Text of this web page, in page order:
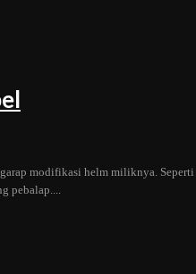
modifikasi helm miliknya. Seperti
pebalap....